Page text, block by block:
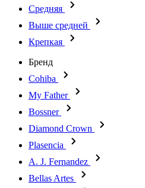
Средняя
Выше средней
Крепкая
Бренд
Cohiba
My Father
Bossner
Diamond Crown
Plasencia
A. J. Fernandez
Bellas Artes